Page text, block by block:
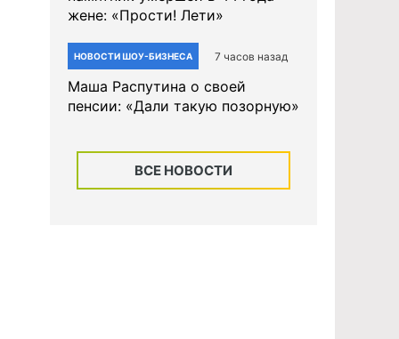
жене: «Прости! Лети»
НОВОСТИ ШОУ-БИЗНЕСА 7 часов назад
Маша Распутина о своей
пенсии: «Дали такую позорную»
ВСЕ НОВОСТИ